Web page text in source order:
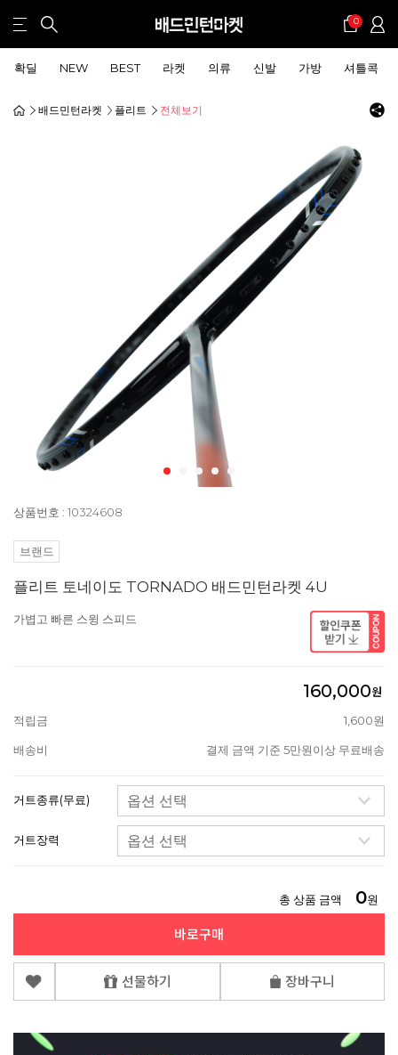
0
확딜 NEW BEST 라켓 의류 신발 가방 셔틀콕
배드민턴라켓 플리트 전체보기
상품번호 : 10324608
브랜드
플리트 토네이도 TORNADO 배드민턴라켓 4U
가볍고 빠른 스윙 스피드
160,000원
적립금
1,600원
배송비 결제 금액 기준 5만원이상 무료배송
거트종류(무료)
거트장력
총 상품 금액 0원
바로구매
선물하기 장바구니